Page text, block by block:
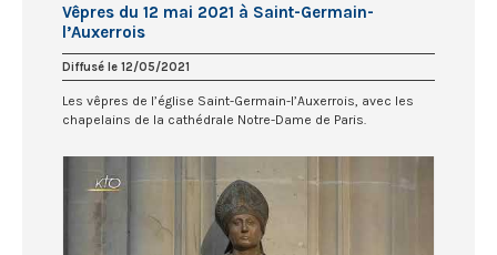
Vêpres du 12 mai 2021 à Saint-Germain-
l’Auxerrois
Diffusé le 12/05/2021
Les vêpres de l’église Saint-Germain-l’Auxerrois, avec les
chapelains de la cathédrale Notre-Dame de Paris.